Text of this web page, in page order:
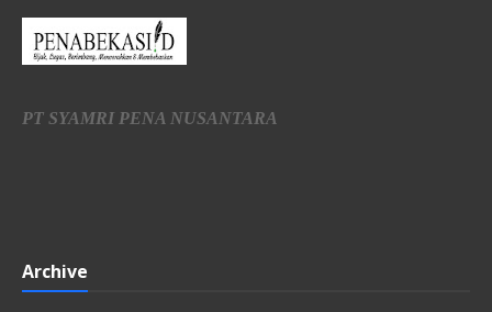
PT SYAMRI PENA NUSANTARA
Archive